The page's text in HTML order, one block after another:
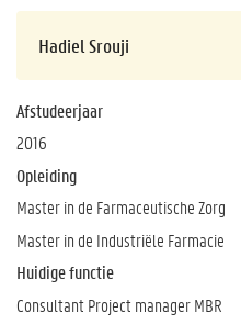
Hadiel Srouji
Afstudeerjaar
2016
Opleiding
Master in de Farmaceutische Zorg
Master in de Industriële Farmacie
Huidige functie
Consultant Project manager MBR